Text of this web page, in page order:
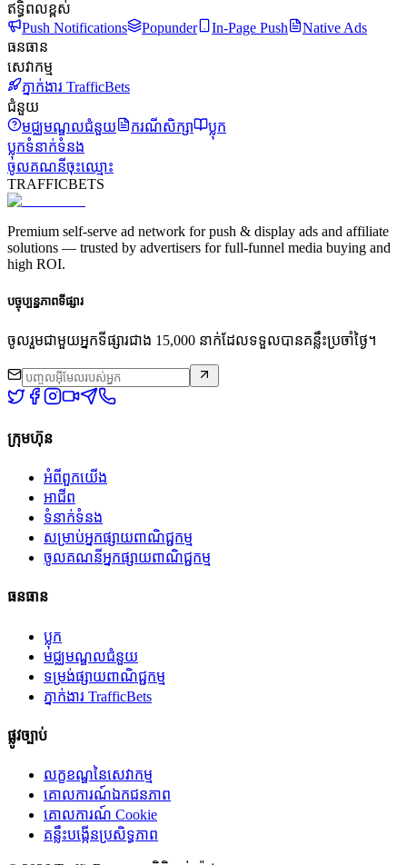
ឥទ្ធិពលខ្ពស់
Push Notifications
Popunder In-Page Push
Native Ads
ធនធាន
សេវាកម្ម
ភ្នាក់ងារ TrafficBets
ជំនួយ
មជ្ឈមណ្ឌលជំនួយ
ករណីសិក្សា
ប្លុក
ប្លុកទំនាក់ទំនង
ចូលគណនីចុះឈ្មោះ
TRAFFICBETS
Premium self-serve ad network for push & display ads and affiliate
solutions — trusted by advertisers for full-funnel media buying and
high ROI.
បច្ចុប្បន្នភាពទីផ្សារ
ចូលរួមជាមួយអ្នកទីផ្សារជាង 15,000 នាក់ដែលទទួលបានគន្លឹះប្រចាំថ្ងៃ។
ក្រុមហ៊ុន
អំពី​ពួក​យើង
អាជីព
ទំនាក់ទំនង
សម្រាប់អ្នកផ្សាយពាណិជ្ជកម្ម
ចូលគណនីអ្នកផ្សាយពាណិជ្ជកម្ម
ធនធាន
ប្លុក
មជ្ឈមណ្ឌលជំនួយ
ទម្រង់ផ្សាយពាណិជ្ជកម្ម
ភ្នាក់ងារ TrafficBets
ផ្លូវច្បាប់
លក្ខខណ្ឌនៃសេវាកម្ម
គោលការណ៍ឯកជនភាព
គោលការណ៍ Cookie
គន្លឹះបង្កើនប្រសិទ្ធភាព